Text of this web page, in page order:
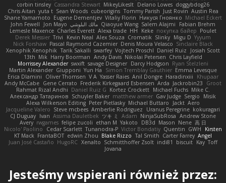
corbin tinsley Cassandra Stewart MikeyLikesIt Delano Lowes doggybdog26
Chris Aitan yuta t Sean Woods cubeorigins Tommy Parish Just Rovin Austin Rea
Shane Yamamoto Eugene Dementjev Vitaliy Florin Никуся Гноянко Michael Eckert
John Fewell
Jon Mayo مالك البلوشي Qiaoyue Wang Salem Alajmi
Fabian Brehm
Lemesle Maxence Charles Everett Alexa trade HH Keke покупка байер Poulet
Derek Messier Trivi Kevin Neal Alex Souza Cromatik Slinky Migu D Yyyum
Nick Forshaw Pascal Raymond Cazemier Denis Moura Velasco Sinclaire Black
Xenophik Xenophik Tarik Sakalli swarfey Vojtech Proschl Daniel Ruiz
Josiah Scott
13th Mik Harry Boorman Andy Davis Nikolai Petersen Chris Layfield
Morrissey Alexander swxift savage Designer Darcy Hodgson Ryan Stelzleni
Martin Alexander Giupponi Yun Ha Simon Tremblay Gauthier Emma Levesque
Erica Dlamini
Oliver Thomsen V A Yasser Raies Anil Dongre Haradinxiii
Khupaar
Andy McCabe Gene Cerrato Frederik Kirkegaard Esbensen Arda Jackrobin23
Groot
Rahmat Rizal Andhi Daniel Ruiz G Kortez Crockett Michael Fuchs Mike C.
Александр Татаринов Schuyler Baker matthew armer Gav Judge Sergio
Misik
Alexa Wilkerson Editing Peter Pietlasky Michael Buttaro Jackt Aero
Jacqueline Valero Steve mcbees Amberlie Rodriguez Uranus Peregrine kokuragari
CJ Duguay Ivan Assima Dauletbek ツキ ミ Adam NinjaSubRosa Andrew Stone
Avery rwgames felipe zucoli ethan M Yakoto DB3d Mason Nene 高 日
Nicolo' Paolino
Cedar Scarlett Tunanodra-P Victor Bondatiy Quentin GWH
Kirsten
KT Mack FrantaBOT edwin Zhou Blake Rizzo Tal Smith Carter Farrey Angel
Juan José Castaño HugoRC Xenalto Schmitthoffer Zsolt indi81 biscuit Kay Toff
Jovana
Jesteśmy wspierani również przez: